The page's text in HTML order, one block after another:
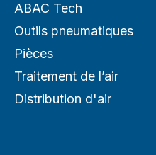
ABAC Tech
Outils pneumatiques
Pièces
Traitement de l’air
Distribution d'air